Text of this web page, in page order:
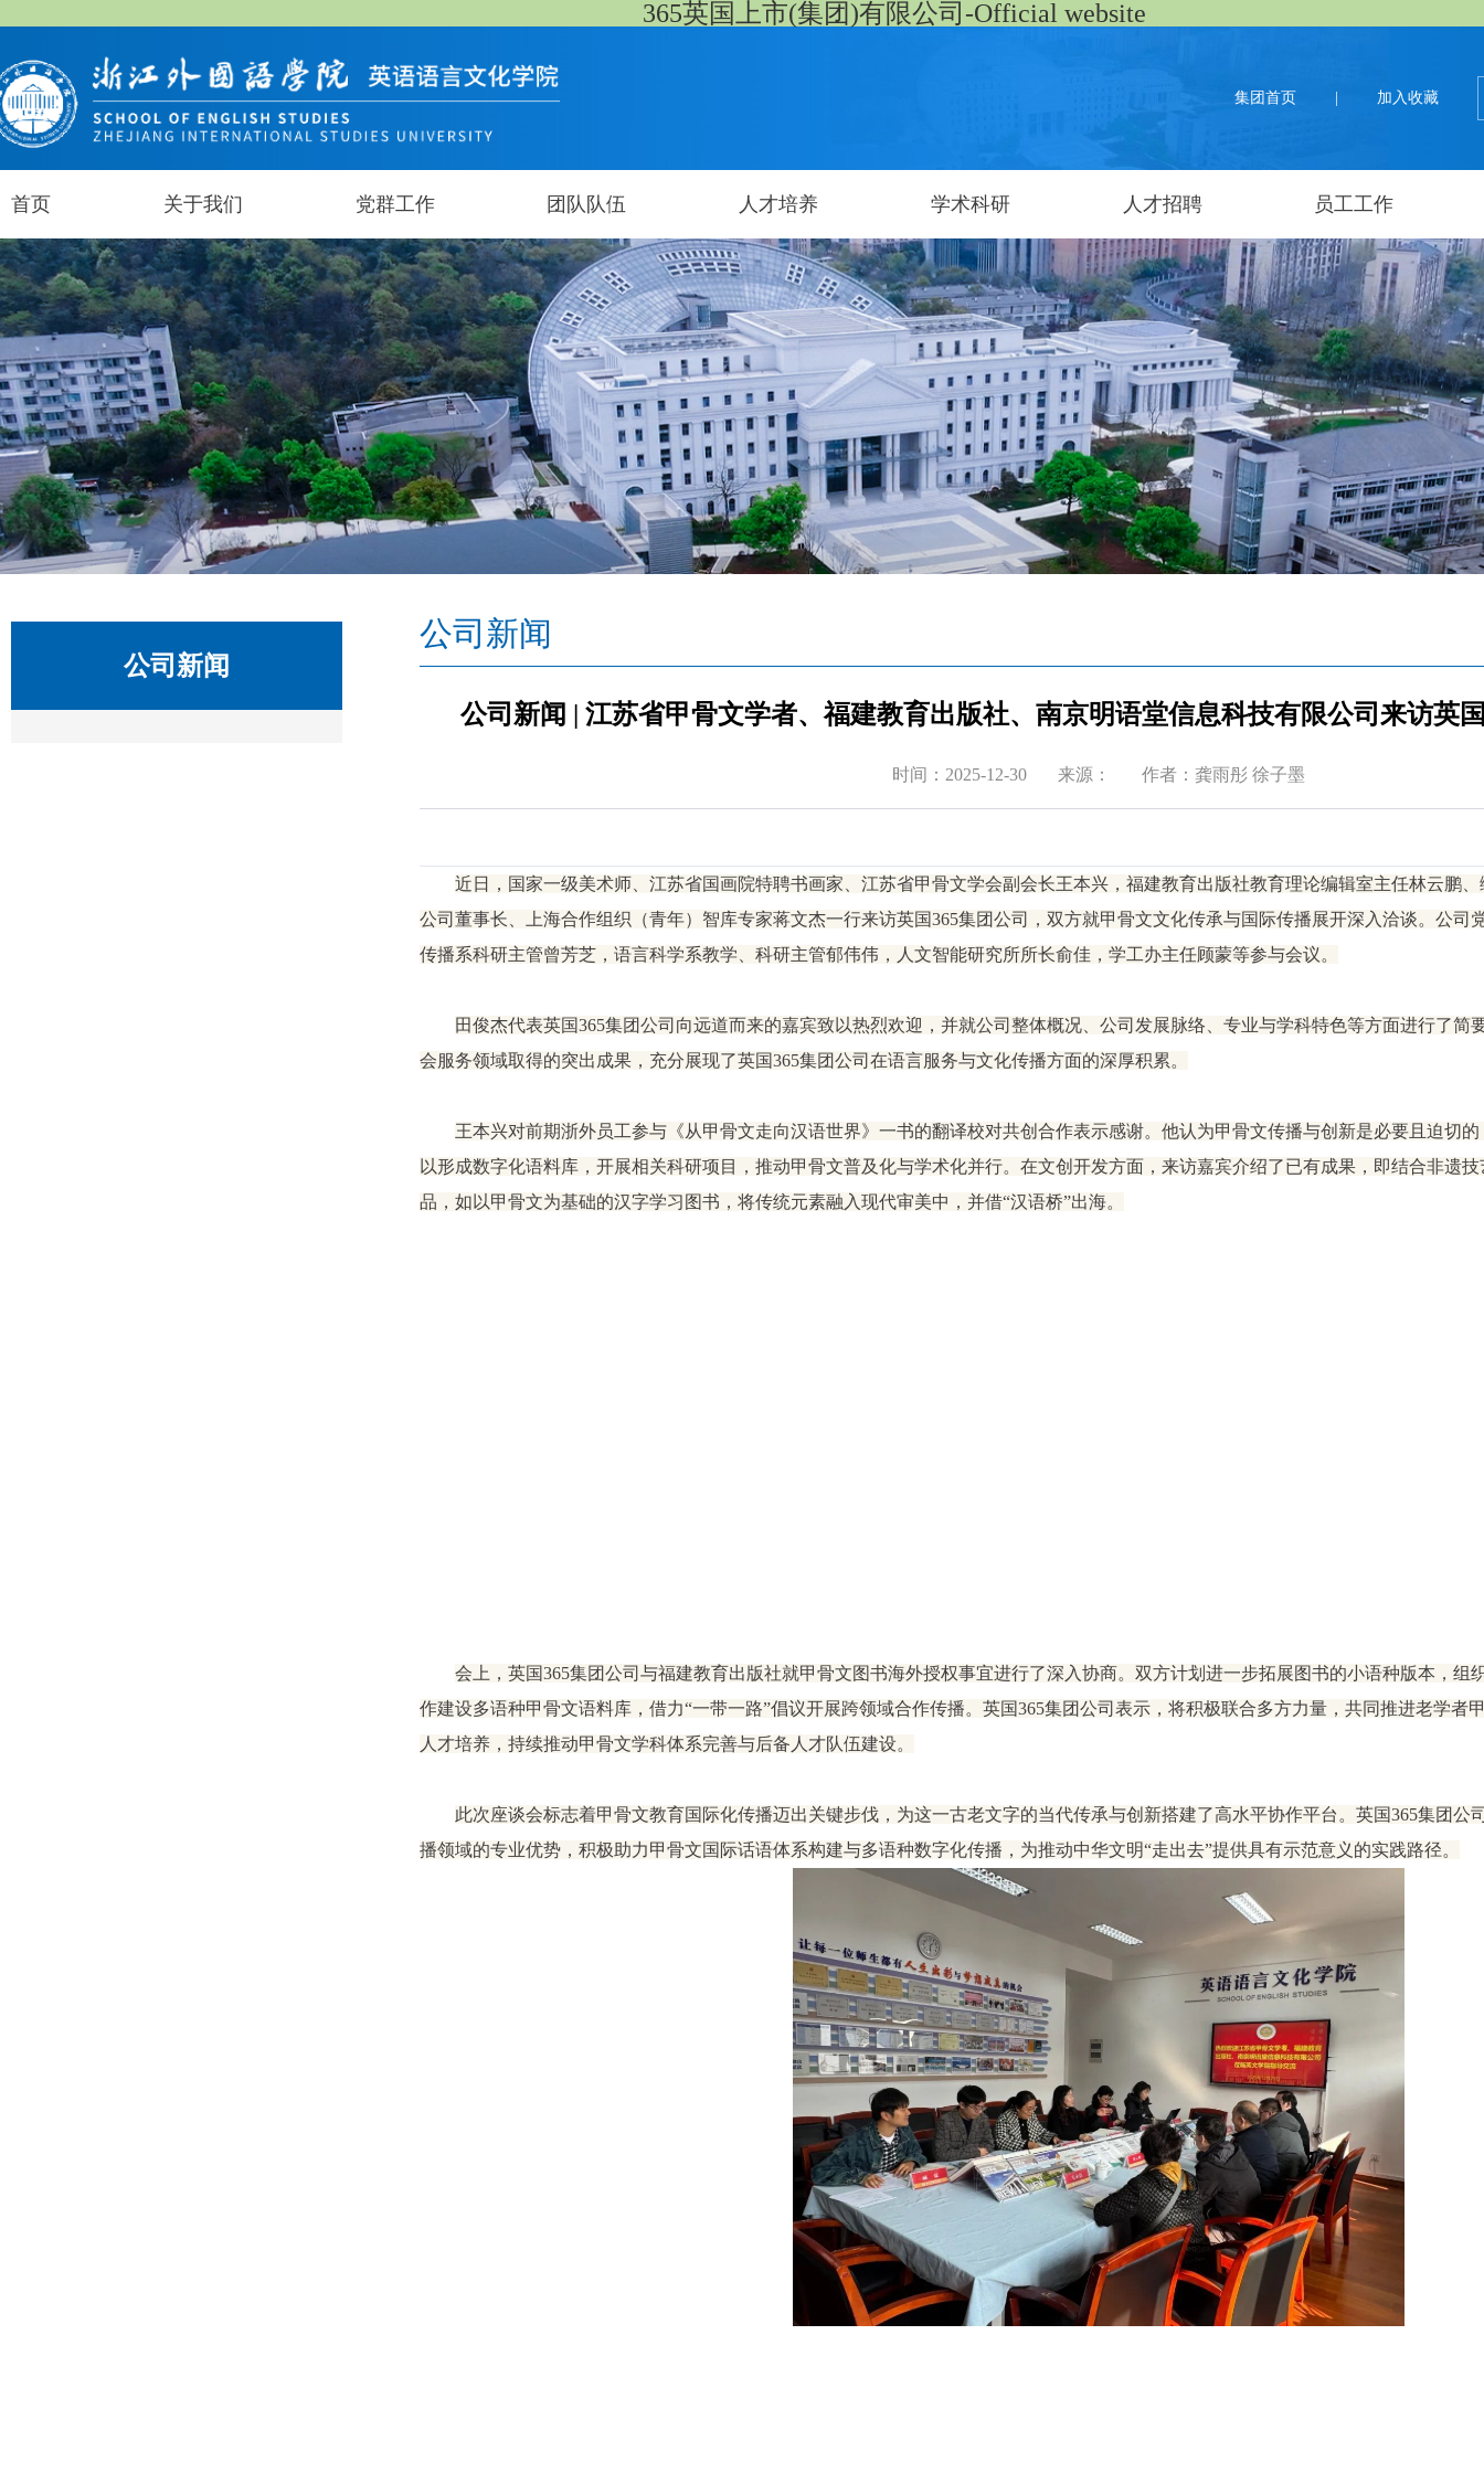
365英国上市(集团)有限公司-Official website
集团首页 加入收藏
首页 关于我们 党群工作 团队队伍 人才培养 学术科研 人才招聘 员工工作
公司新闻
公司新闻
公司新闻 | 江苏省甲骨文学者、福建教育出版社、南京明语堂信息科技有限公司来访​英
时间：2025-12-30 来源： 作者：龚雨彤 徐子墨
近日，国家一级美术师、江苏省国画院特聘书画家、江苏省甲骨文学会副会长王本兴，福建教育出版社教育理论编辑室主任林云鹏
公司董事长、上海合作组织（青年）智库专家蒋文杰一行来访​英国365集团公司，双方就甲骨文文化传承与国际传播展开深入洽谈。公司
传播系科研主管曾芳芝，语言科学系教学、科研主管郁伟伟，人文智能研究所所长俞佳，学工办主任顾蒙等参与会议。
田俊杰代表​英国365集团公司向远道而来的嘉宾致以热烈欢迎，并就公司整体概况、公司发展脉络、专业与学科特色等方面进行了简
会服务领域取得的突出成果，充分展现了​英国365集团公司在语言服务与文化传播方面的深厚积累。
王本兴对前期浙外员工参与《从甲骨文走向汉语世界》一书的翻译校对共创合作表示感谢。他认为甲骨文传播与创新是必要且迫切
以形成数字化语料库，开展相关科研项目，推动甲骨文普及化与学术化并行。在文创开发方面，来访嘉宾介绍了已有成果，即结合非遗
品，如以甲骨文为基础的汉字学习图书，将传统元素融入现代审美中，并借“汉语桥”出海。
会上，​英国365集团公司与福建教育出版社就甲骨文图书海外授权事宜进行了深入协商。双方计划进一步拓展图书的小语种版本，组
作建设多语种甲骨文语料库，借力“一带一路”倡议开展跨领域合作传播。​英国365集团公司表示，将积极联合多方力量，共同推进老学者
人才培养，持续推动甲骨文学科体系完善与后备人才队伍建设。
此次座谈会标志着甲骨文教育国际化传播迈出关键步伐，为这一古老文字的当代传承与创新搭建了高水平协作平台。​英国365集团公
播领域的专业优势，积极助力甲骨文国际话语体系构建与多语种数字化传播，为推动中华文明“走出去”提供具有示范意义的实践路径。